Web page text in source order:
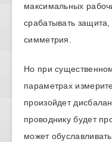
максимальных
срабатывать защита,
симметрия.
Но при
параметрах
произойдет
проводнику будет
может